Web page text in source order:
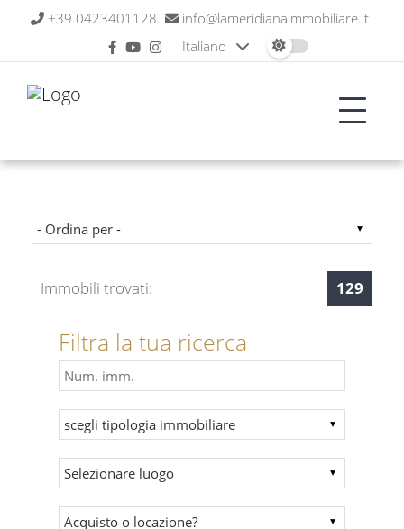
+39 0423401128
info@lameridianaimmobiliare.it
Italiano
Immobili trovati: 129
Filtra la tua ricerca